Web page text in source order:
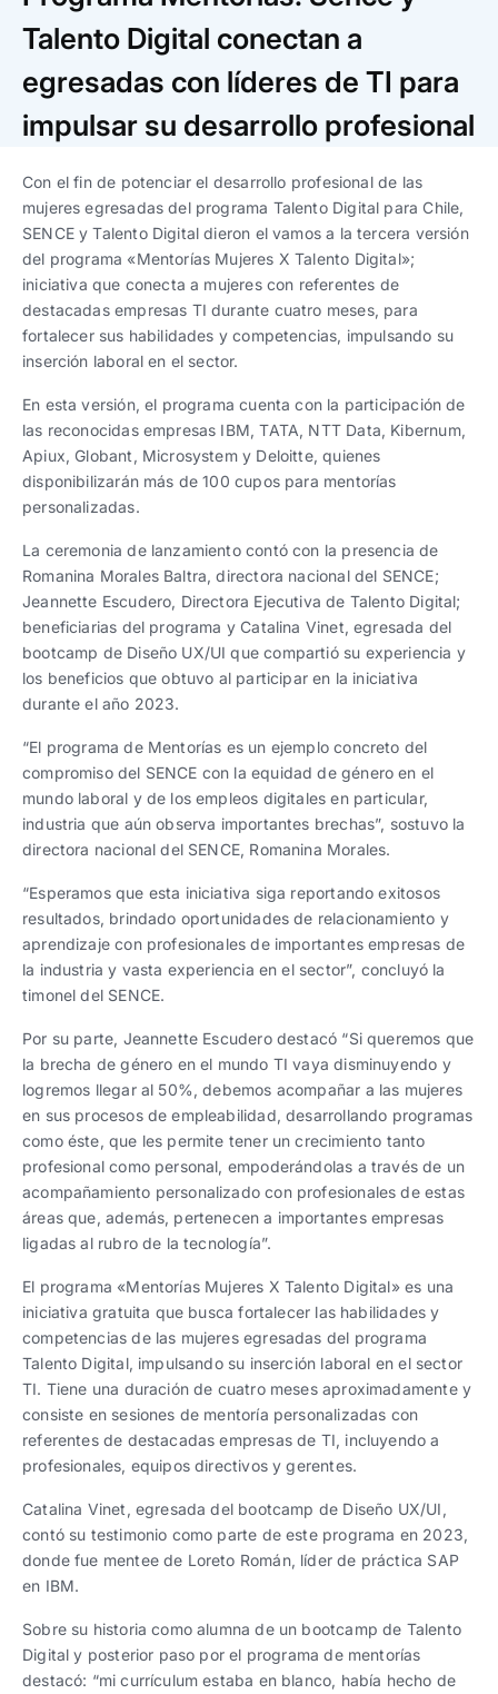
Trabaja con nosotros
Ver todo
Español English
Ver todas
Ver todas
progresivos de gestión
Ver todos
Español English
Español English
Español English
Talento Digital conectan a
egresadas con líderes de TI para
impulsar su desarrollo profesional
Con el fin de potenciar el desarrollo profesional de las
mujeres egresadas del programa Talento Digital para Chile,
SENCE y Talento Digital dieron el vamos a la tercera versión
del programa «Mentorías Mujeres X Talento Digital»;
iniciativa que conecta a mujeres con referentes de
destacadas empresas TI durante cuatro meses, para
fortalecer sus habilidades y competencias, impulsando su
inserción laboral en el sector.
En esta versión, el programa cuenta con la participación de
las reconocidas empresas IBM, TATA, NTT Data, Kibernum,
Apiux, Globant, Microsystem y Deloitte, quienes
disponibilizarán más de 100 cupos para mentorías
personalizadas.
La ceremonia de lanzamiento contó con la presencia de
Romanina Morales Baltra, directora nacional del SENCE;
Jeannette Escudero, Directora Ejecutiva de Talento Digital;
beneficiarias del programa y Catalina Vinet, egresada del
bootcamp de Diseño UX/UI que compartió su experiencia y
los beneficios que obtuvo al participar en la iniciativa
durante el año 2023.
“El programa de Mentorías es un ejemplo concreto del
compromiso del SENCE con la equidad de género en el
mundo laboral y de los empleos digitales en particular,
industria que aún observa importantes brechas”, sostuvo la
directora nacional del SENCE, Romanina Morales.
“Esperamos que esta iniciativa siga reportando exitosos
resultados, brindado oportunidades de relacionamiento y
aprendizaje con profesionales de importantes empresas de
la industria y vasta experiencia en el sector”, concluyó la
timonel del SENCE.
Por su parte, Jeannette Escudero destacó “Si queremos que
la brecha de género en el mundo TI vaya disminuyendo y
logremos llegar al 50%, debemos acompañar a las mujeres
en sus procesos de empleabilidad, desarrollando programas
como éste, que les permite tener un crecimiento tanto
profesional como personal, empoderándolas a través de un
acompañamiento personalizado con profesionales de estas
áreas que, además, pertenecen a importantes empresas
ligadas al rubro de la tecnología”.
El programa «Mentorías Mujeres X Talento Digital» es una
iniciativa gratuita que busca fortalecer las habilidades y
competencias de las mujeres egresadas del programa
Talento Digital, impulsando su inserción laboral en el sector
TI. Tiene una duración de cuatro meses aproximadamente y
consiste en sesiones de mentoría personalizadas con
referentes de destacadas empresas de TI, incluyendo a
profesionales, equipos directivos y gerentes.
Catalina Vinet, egresada del bootcamp de Diseño UX/UI,
contó su testimonio como parte de este programa en 2023,
donde fue mentee de Loreto Román, líder de práctica SAP
en IBM.
Sobre su historia como alumna de un bootcamp de Talento
Digital y posterior paso por el programa de mentorías
destacó: “mi currículum estaba en blanco, había hecho de